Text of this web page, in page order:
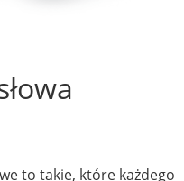
to takie, które każdego